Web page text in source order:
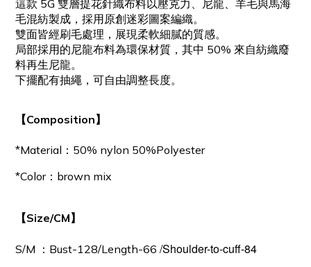
這款 5G 雙層提花針織布料以壓克力、尼龍、羊毛與馬海
毛混紡製成，採用原創迷彩圖案編織。
雙面皆經刷毛處理，展現柔軟細膩的質感。
局部採用的尼龍布料為環保材質，其中 50% 來自紡織廢
料再生尼龍。
下擺配有抽繩，可自由調整長度。
【Composition】
*Material：50% nylon 50%Polyester
*Color： brown mix
【Size/CM】
S/M ： Bust-128/Length-66 /Shoulder-to-cuff-84